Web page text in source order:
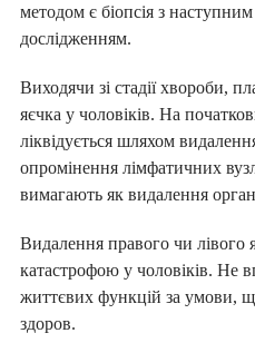
методом є біопсія з
дослідженням.
Виходячи зі стадії хвороби,
яєчка у чоловіків. На
ліквідується шляхом
опромінення лімфатичних
вимагають як видалення
Видалення правого чи лівого
катастрофою у чоловіків. Не
життєвих функцій за умови,
здоров.